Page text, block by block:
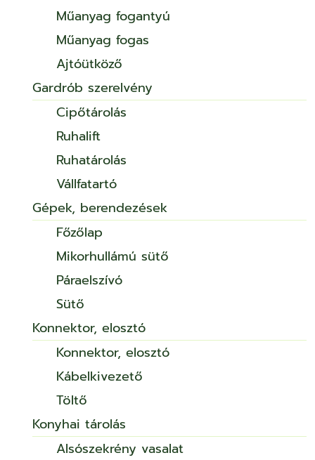
Műanyag fogantyú
Műanyag fogas
Ajtóütköző
Gardrób szerelvény
Cipőtárolás
Ruhalift
Ruhatárolás
Vállfatartó
Gépek, berendezések
Főzőlap
Mikorhullámú sütő
Páraelszívó
Sütő
Konnektor, elosztó
Konnektor, elosztó
Kábelkivezető
Töltő
Konyhai tárolás
Alsószekrény vasalat